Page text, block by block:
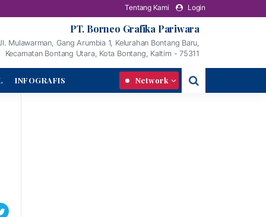
Tentang Kami Login
PT. Borneo Grafika Pariwara
Mulawarman, Gang Arumbia 1, Kelurahan Bontang Baru,
Kecamatan Bontang Utara, Kota Bontang, Kaltim - 75311
INFOGRAFIS Network